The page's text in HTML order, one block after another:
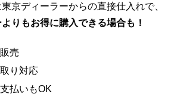
京ディーラーからの直接仕入れで、
りもお得に購入できる場合も！
売
り対応
払いもOK